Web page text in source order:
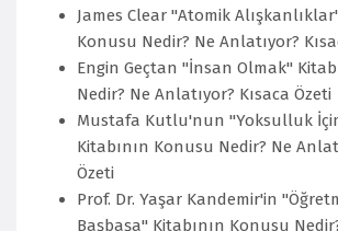
James Clear "Atomik
Konusu Nedir? Ne Anlatıyor?
Engin Geçtan "İnsan Olmak"
Nedir? Ne Anlatıyor? Kısaca Özeti
Mustafa Kutlu'nun "Yoksulluk
Kitabının Konusu Nedir? Ne
Özeti
Prof. Dr. Yaşar Kandemir'in
Başbaşa" Kitabının Konusu